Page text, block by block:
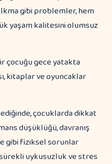
gibi problemler, hem
yaşam kalitesini olumsuz
çocuklarda dikkat
düşüklüğü, davranış
gibi fiziksel sorunlar
uykusuzluk ve stres